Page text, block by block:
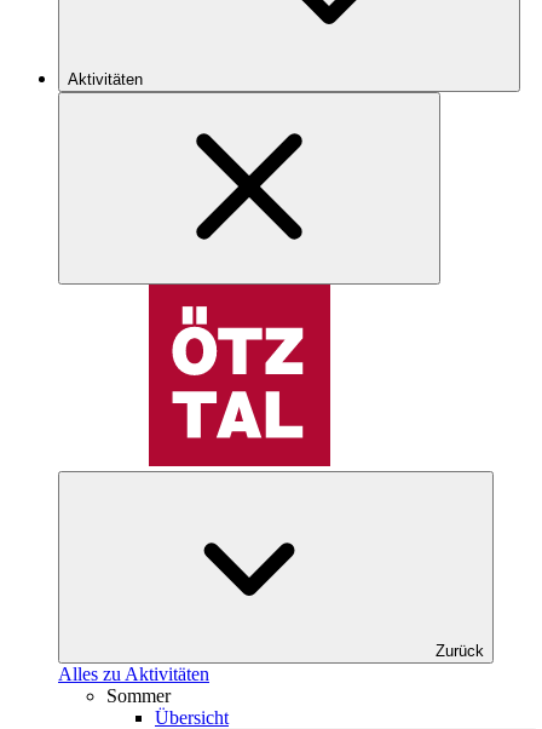
Aktivitäten
Zurück
Alles zu Aktivitäten
Sommer
Übersicht